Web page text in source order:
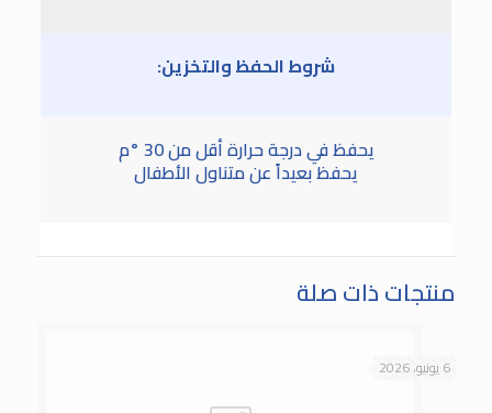
شروط الحفظ والتخزين:
يحفظ في درجة حرارة أقل من 30 °م
يحفظ بعيداً عن متناول الأطفال
منتجات ذات صلة
6 يونيو، 2026